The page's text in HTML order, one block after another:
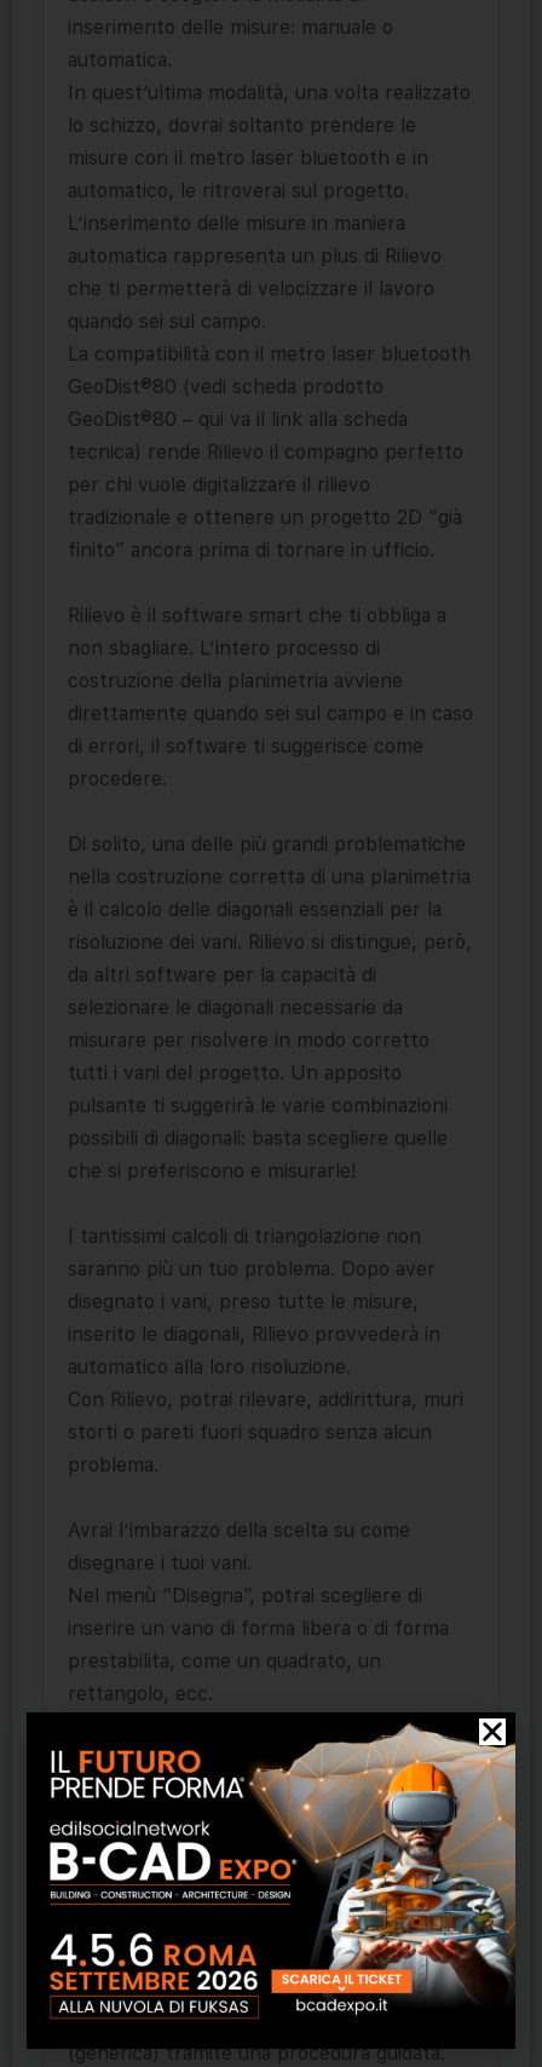
inserimento delle misure: manuale o
automatica.
In quest’ultima modalità, una volta realizzato
lo schizzo, dovrai soltanto prendere le
misure con il metro laser bluetooth e in
automatico, le ritroverai sul progetto.
L’inserimento delle misure in maniera
automatica rappresenta un plus di Rilievo
che ti permetterà di velocizzare il lavoro
quando sei sul campo.
La compatibilità con il metro laser bluetooth
GeoDist®80 (vedi scheda prodotto
GeoDist®80 – qui va il link alla scheda
tecnica) rende Rilievo il compagno perfetto
per chi vuole digitalizzare il rilievo
tradizionale e ottenere un progetto 2D “già
finito” ancora prima di tornare in ufficio.
Rilievo è il software smart che ti obbliga a
non sbagliare. L’intero processo di
costruzione della planimetria avviene
direttamente quando sei sul campo e in caso
di errori, il software ti suggerisce come
procedere.
Di solito, una delle più grandi problematiche
nella costruzione corretta di una planimetria
è il calcolo delle diagonali essenziali per la
risoluzione dei vani. Rilievo si distingue, però,
da altri software per la capacità di
selezionare le diagonali necessarie da
misurare per risolvere in modo corretto
tutti i vani del progetto. Un apposito
pulsante ti suggerirà le varie combinazioni
possibili di diagonali: basta scegliere quelle
che si preferiscono e misurarle!
I tantissimi calcoli di triangolazione non
saranno più un tuo problema. Dopo aver
disegnato i vani, preso tutte le misure,
inserito le diagonali, Rilievo provvederà in
automatico alla loro risoluzione.
Con Rilievo, potrai rilevare, addirittura, muri
storti o pareti fuori squadro senza alcun
problema.
Avrai l’imbarazzo della scelta su come
disegnare i tuoi vani.
Nel menù “Disegna”, potrai scegliere di
inserire un vano di forma libera o di forma
prestabilita, come un quadrato, un
rettangolo, ecc.
Dopo aver disegnato il vano, Rilievo ti
consentirà di inserire dei vincoli per
procedere alla risoluzione in modo corretto.
Oltre alle diagonali, se conosci l’ampiezza di
un angolo, potrai inserirlo facilmente
Dopo aver risolto il vano, avrai la possibilità
di inserire porte, finestre o aperture
(generica) tramite una procedura guidata.